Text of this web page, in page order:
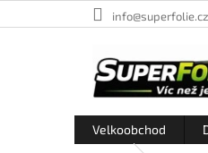
na
info@superfolie.cz
Velkoobchod